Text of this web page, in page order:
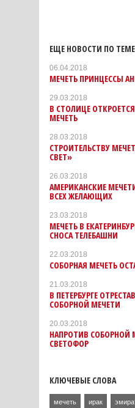
ЕЩЕ НОВОСТИ ПО ТЕМЕ
06.04.2018
МЕЧЕТЬ ПРИНЦЕССЫ
29.03.2018
В СТОЛИЦЕ
МЕЧЕТЬ
28.03.2018
СТРОИТЕЛЬСТВУ
СВЕТ»
26.03.2018
АМЕРИКАНСКИЕ
ВСЕХ ЖЕЛАЮЩИХ
23.03.2018
МЕЧЕТЬ В
СНОСА ТЕЛЕБАШНИ
22.03.2018
СОБОРНАЯ МЕЧЕТЬ
21.03.2018
В ПЕТЕРБУРГЕ
СОБОРНОЙ МЕЧЕТИ
20.03.2018
НАПРОТИВ СОБОРНОЙ
СВЕТОФОР
КЛЮЧЕВЫЕ СЛОВА
мечеть ирак